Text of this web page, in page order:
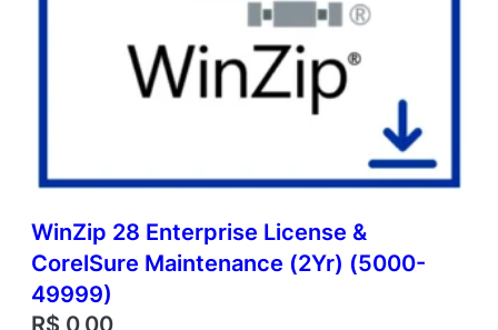
WinZip 28 Enterprise License &
CorelSure Maintenance (2Yr) (5000-
49999)
R$ 0,00